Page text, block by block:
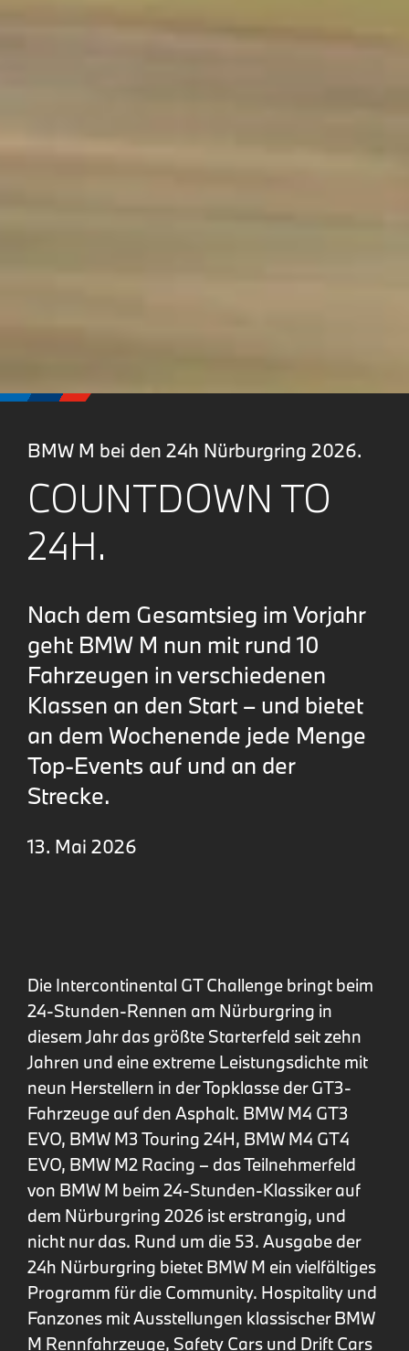
BMW M bei den 24h Nürburgring 2026.
COUNTDOWN TO
24H.
Nach dem Gesamtsieg im Vorjahr
geht BMW M nun mit rund 10
Fahrzeugen in verschiedenen
Klassen an den Start – und bietet
an dem Wochenende jede Menge
Top-Events auf und an der
Strecke.
13. Mai 2026
Die Intercontinental GT Challenge bringt beim
24-Stunden-Rennen am Nürburgring in
diesem Jahr das größte Starterfeld seit zehn
Jahren und eine extreme Leistungsdichte mit
neun Herstellern in der Topklasse der GT3-
Fahrzeuge auf den Asphalt. BMW M4 GT3
EVO, BMW M3 Touring 24H, BMW M4 GT4
EVO, BMW M2 Racing – das Teilnehmerfeld
von BMW M beim 24-Stunden-Klassiker auf
dem Nürburgring 2026 ist erstrangig, und
nicht nur das. Rund um die 53. Ausgabe der
24h Nürburgring bietet BMW M ein vielfältiges
Programm für die Community. Hospitality und
Fanzones mit Ausstellungen klassischer BMW
M Rennfahrzeuge, Safety Cars und Drift Cars